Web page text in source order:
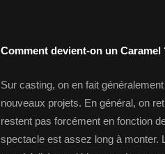
Comment devient-on un Caramel
Sur casting, on en fait
nouveaux projets. En général, on
restent pas forcément en fonction
spectacle est assez long à monter.